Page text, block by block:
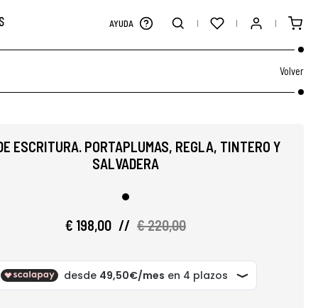
AYUDA
Volver
ESCRITURA. PORTAPLUMAS, REGLA, TINTERO Y
SALVADERA
€ 198,00 // € 220,00